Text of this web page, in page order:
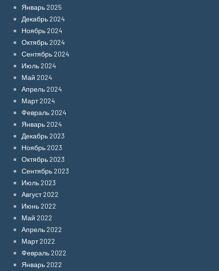
Январь 2025
Декабрь 2024
Ноябрь 2024
Октябрь 2024
Сентябрь 2024
Июль 2024
Май 2024
Апрель 2024
Март 2024
Февраль 2024
Январь 2024
Декабрь 2023
Ноябрь 2023
Октябрь 2023
Сентябрь 2023
Июль 2023
Август 2022
Июнь 2022
Май 2022
Апрель 2022
Март 2022
Февраль 2022
Январь 2022